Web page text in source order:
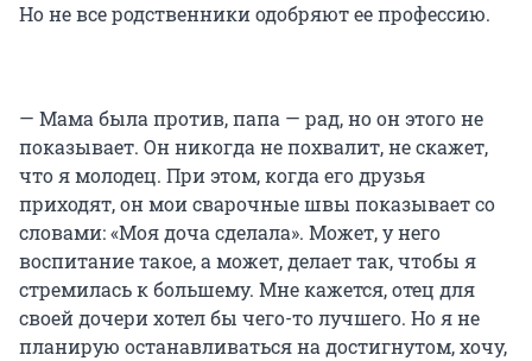
Но не все родственники одобряют ее профессию.
— Мама была против, папа — рад, но он этого не
показывает. Он никогда не похвалит, не скажет,
что я молодец. При этом, когда его друзья
приходят, он мои сварочные швы показывает со
словами: «Моя доча сделала». Может, у него
воспитание такое, а может, делает так, чтобы я
стремилась к большему. Мне кажется, отец для
своей дочери хотел бы чего-то лучшего. Но я не
планирую останавливаться на достигнутом, хочу,